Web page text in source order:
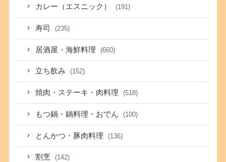
カレー（エスニック） (191)
寿司 (235)
居酒屋・海鮮料理 (660)
立ち飲み (152)
焼肉・ステーキ・肉料理 (518)
もつ鍋・鍋料理・おでん (100)
とんかつ・豚肉料理 (136)
割烹 (142)